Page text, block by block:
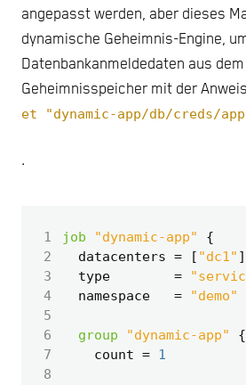
angepasst werden, aber dieses
dynamische Geheimnis-Engine,
Datenbankanmeldedaten aus
Geheimnisspeicher mit der
et "dynamic-app/db/creds/
.
1 job "dynamic-app"
2
  datacenters
= [ "dc1" ]
3
  type
=
4
  namespace
=
"demo"
5
6
group "dynamic-app"
7
    count
= 1
8